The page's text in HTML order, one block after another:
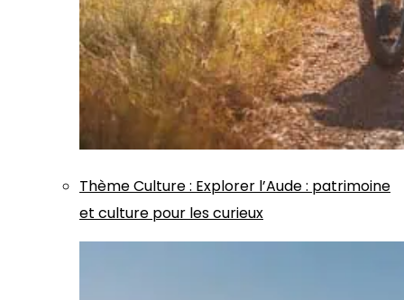
ThèmeCulture: Explorer l’Aude : patrimoine
et culture pour les curieux